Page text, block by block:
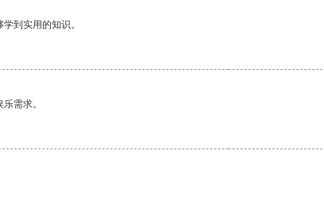
到实用的知识。
需求。